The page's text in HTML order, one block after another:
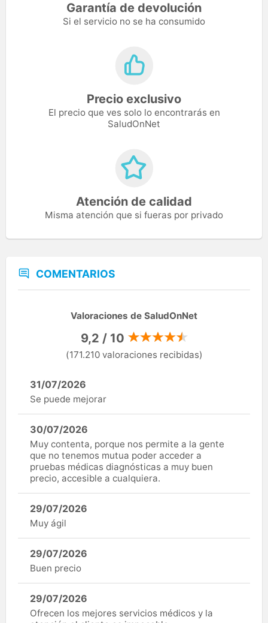
Garantía de devolución
Si el servicio no se ha consumido
Precio exclusivo
El precio que ves solo lo encontrarás en
SaludOnNet
Atención de calidad
Misma atención que si fueras por privado
COMENTARIOS
Valoraciones de SaludOnNet
9,2 / 10
(171.210 valoraciones recibidas)
31/07/2026
Se puede mejorar
30/07/2026
Muy contenta, porque nos permite a la gente
que no tenemos mutua poder acceder a
pruebas médicas diagnósticas a muy buen
precio, accesible a cualquiera.
29/07/2026
Muy ágil
29/07/2026
Buen precio
29/07/2026
Ofrecen los mejores servicios médicos y la